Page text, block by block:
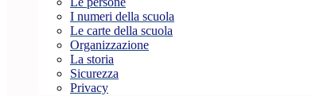
I numeri della scuola
Le carte della scuola
Organizzazione
La storia
Sicurezza
Privacy